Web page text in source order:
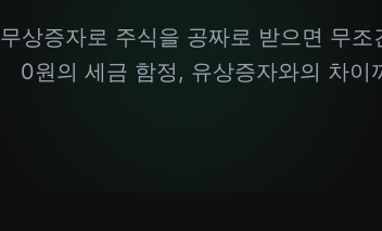
무상증자로 주식을 공짜로 받으면 무
0원의 세금 함정, 유상증자와의 차